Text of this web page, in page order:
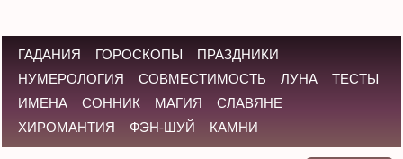
ГАДАНИЯ ГОРОСКОПЫ
ПРАЗДНИКИ
НУМЕРОЛОГИЯ
СОВМЕСТИМОСТЬ ЛУНА
ТЕСТЫ
ИМЕНА
СОННИК МАГИЯ
СЛАВЯНЕ
ХИРОМАНТИЯ
ФЭН-ШУЙ КАМНИ